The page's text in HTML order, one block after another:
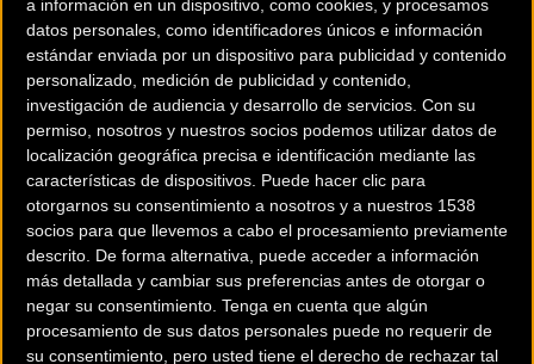
a información en un dispositivo, como cookies, y procesamos
datos personales, como identificadores únicos e información
estándar enviada por un dispositivo para publicidad y contenido
personalizado, medición de publicidad y contenido,
investigación de audiencia y desarrollo de servicios. Con su
permiso, nosotros y nuestros socios podemos utilizar datos de
localización geográfica precisa e identificación mediante las
características de dispositivos. Puede hacer clic para
otorgarnos su consentimiento a nosotros y a nuestros 1538
socios para que llevemos a cabo el procesamiento previamente
descrito. De forma alternativa, puede acceder a información
más detallada y cambiar sus preferencias antes de otorgar o
negar su consentimiento. Tenga en cuenta que algún
procesamiento de sus datos personales puede no requerir de
su consentimiento, pero usted tiene el derecho de rechazar tal
ORGANIZA
Club Ciclista Mazarrón
INSCRIPCIÓN
Fecha inscripción: Desde el 15/12/2012
Modalidad:Marcha
Categoría:MTB